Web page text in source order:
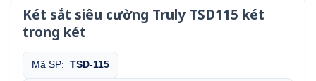
Két sắt siêu cường Truly TSD115 két
trong két
Mã SP: TSD-115